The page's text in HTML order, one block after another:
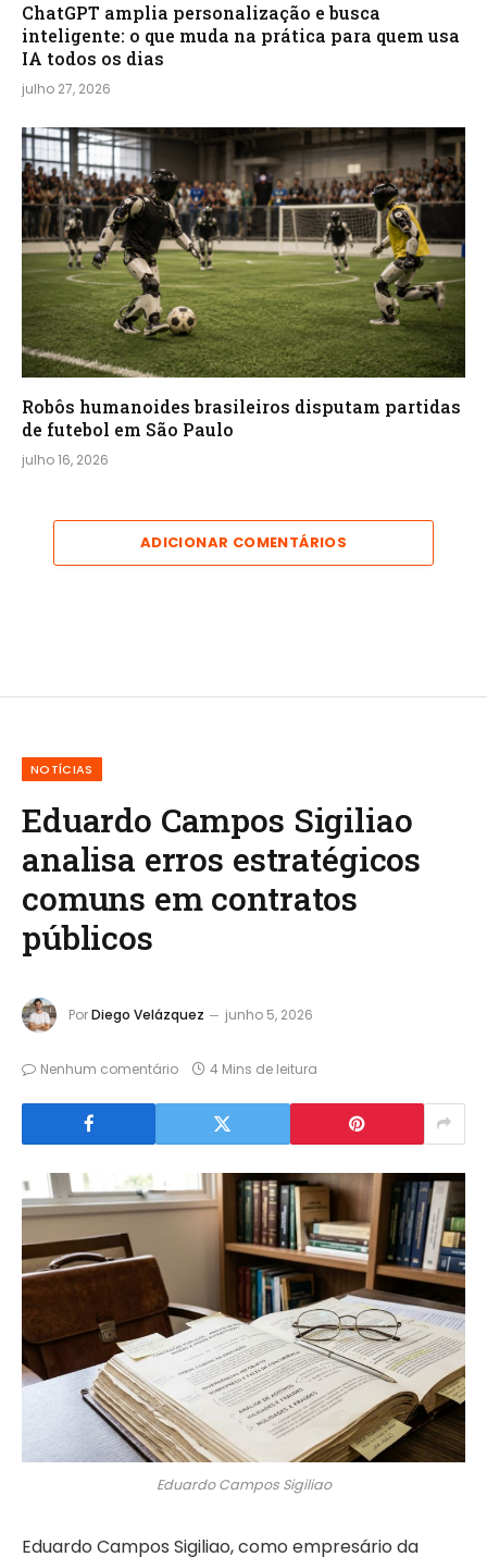
ChatGPT amplia personalização e busca
inteligente: o que muda na prática para quem usa
IA todos os dias
julho 27, 2026
Robôs humanoides brasileiros disputam partidas
de futebol em São Paulo
julho 16, 2026
ADICIONAR COMENTÁRIOS
NOTÍCIAS
Eduardo Campos Sigiliao
analisa erros estratégicos
comuns em contratos
públicos
PorDiego Velázquez junho 5, 2026
Nenhum comentário 4 Mins de leitura
Eduardo Campos Sigiliao
Eduardo Campos Sigiliao, como empresário da